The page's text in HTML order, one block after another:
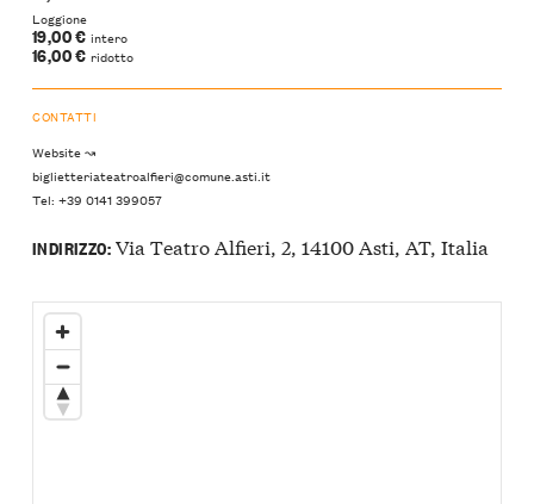
Loggione
19,00 € intero
16,00 € ridotto
CONTATTI
Website ↝
biglietteriateatroalfieri@comune.asti.it
Tel: +39 0141 399057
INDIRIZZO:Via Teatro Alfieri, 2, 14100 Asti, AT, Italia